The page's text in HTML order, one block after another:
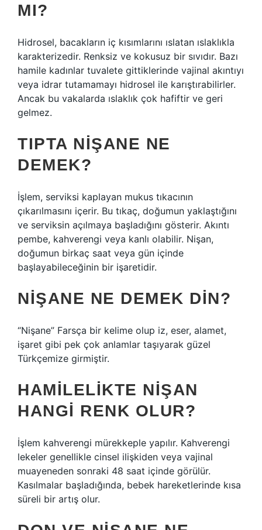
MI?
Hidrosel, bacakların iç kısımlarını ıslatan ıslaklıkla
karakterizedir. Renksiz ve kokusuz bir sıvıdır. Bazı
hamile kadınlar tuvalete gittiklerinde vajinal akıntıyı
veya idrar tutamamayı hidrosel ile karıştırabilirler.
Ancak bu vakalarda ıslaklık çok hafiftir ve geri
gelmez.
TIPTA NIŞANE NE
DEMEK?
İşlem, serviksi kaplayan mukus tıkacının
çıkarılmasını içerir. Bu tıkaç, doğumun yaklaştığını
ve serviksin açılmaya başladığını gösterir. Akıntı
pembe, kahverengi veya kanlı olabilir. Nişan,
doğumun birkaç saat veya gün içinde
başlayabileceğinin bir işaretidir.
NIŞANE NE DEMEK DIN?
“Nişane” Farsça bir kelime olup iz, eser, alamet,
işaret gibi pek çok anlamlar taşıyarak güzel
Türkçemize girmiştir.
HAMILELIKTE NIŞAN
HANGI RENK OLUR?
İşlem kahverengi mürekkeple yapılır. Kahverengi
lekeler genellikle cinsel ilişkiden veya vajinal
muayeneden sonraki 48 saat içinde görülür.
Kasılmalar başladığında, bebek hareketlerinde kısa
süreli bir artış olur.